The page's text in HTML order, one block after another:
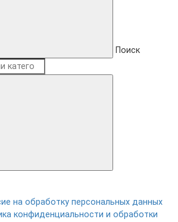
Поиск
на обработку персональных данных
конфиденциальности и обработки